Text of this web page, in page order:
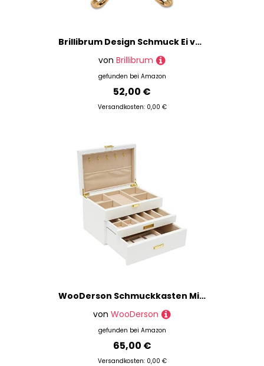
Brillibrum Design Schmuck Ei vergoldet Schmuckschatulle Emaille vergoldet Handmade Schmuckdose Schmuckei (Weiß - XL: 10 x 6 cm (H x Ø))
von Brillibrum
gefunden bei Amazon
52,00 €
Versandkosten: 0,00 €
WooDerson Schmuckkasten Mit 3 Schubladen Aus Density Board, Rechteckig Schmuckbox Weiß, Schmuckschatulle Damen Für Ohrringen Ringen Armbändern, 28x19x18cm
von WooDerson
gefunden bei Amazon
65,00 €
Versandkosten: 0,00 €